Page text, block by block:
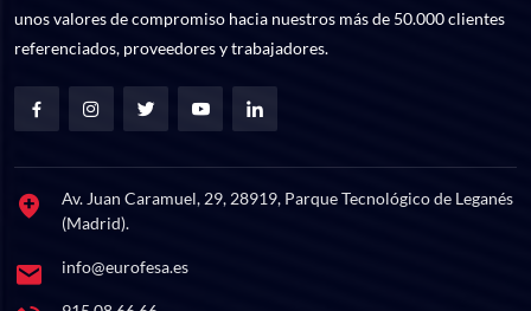
unos valores de compromiso hacia nuestros más de 50.000 clientes
referenciados, proveedores y trabajadores.
Av. Juan Caramuel, 29, 28919, Parque Tecnológico de Leganés
(Madrid).
info@eurofesa.es